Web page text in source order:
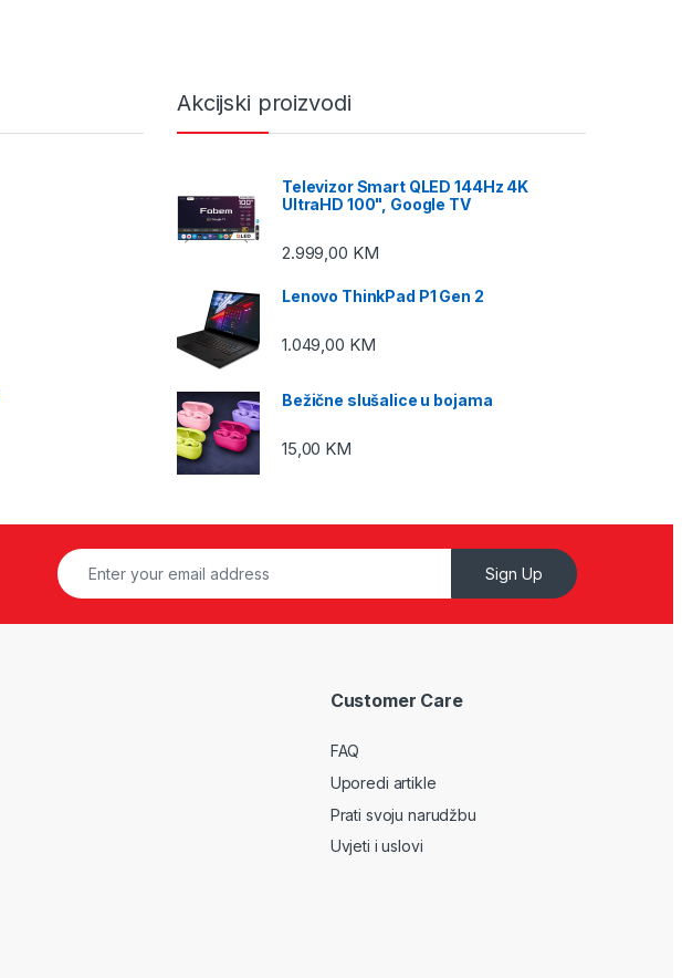
Akcijski proizvodi
Televizor Smart QLED 144Hz 4K
UltraHD 100", Google TV
2.999,00 KM
Lenovo ThinkPad P1 Gen 2
1.049,00 KM
Bežične slušalice u bojama
15,00 KM
Sign Up
Customer Care
FAQ
Uporedi artikle
Prati svoju narudžbu
Uvjeti i uslovi